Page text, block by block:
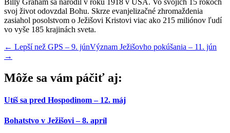
Billy Graham sa narodil v roku 1918 v USA. Vo svojich 15 rokoch
svoj život odovzdal Bohu. Skrze evanjelizačné zhromaždenia
zasiahol posolstvom o Ježišovi Kristovi viac ako 215 miliónov ľudí
vo vyše 185 krajinách sveta.
← Lepší než GPS – 9. júnVýznam Ježišovho pokúšania – 11. jún
→
Môže sa vám páčiť aj:
Utíš sa pred Hospodinom – 12. máj
Bohatstvo v Ježišovi – 8. apríl